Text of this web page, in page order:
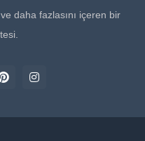
daha fazlasını içeren bir